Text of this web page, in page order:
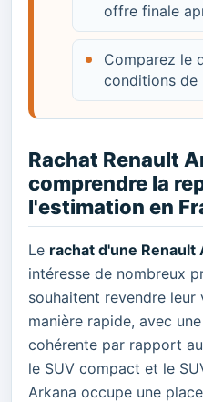
offre finale
Comparez le
conditions de
Rachat Renault
comprendre la
l'estimation en
Le rachat d'une Renault
intéresse de nombreux
souhaitent revendre
manière rapide, avec une
cohérente par rapport
le SUV compact et le
Arkana occupe une